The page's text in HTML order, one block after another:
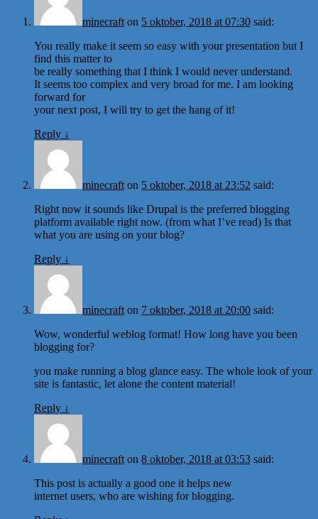
minecraft on 5 oktober, 2018 at 07:30 said:
You really make it seem so easy with your presentation but I
find this matter to
be really something that I think I would never understand.
It seems too complex and very broad for me. I am looking
forward for
your next post, I will try to get the hang of it!
Reply ↓
minecraft on 5 oktober, 2018 at 23:52 said:
Right now it sounds like Drupal is the preferred blogging
platform available right now. (from what I’ve read) Is that
what you are using on your blog?
Reply ↓
minecraft on 7 oktober, 2018 at 20:00 said:
Wow, wonderful weblog format! How long have you been
blogging for?
you make running a blog glance easy. The whole look of your
site is fantastic, let alone the content material!
Reply ↓
minecraft on 8 oktober, 2018 at 03:53 said:
This post is actually a good one it helps new
internet users, who are wishing for blogging.